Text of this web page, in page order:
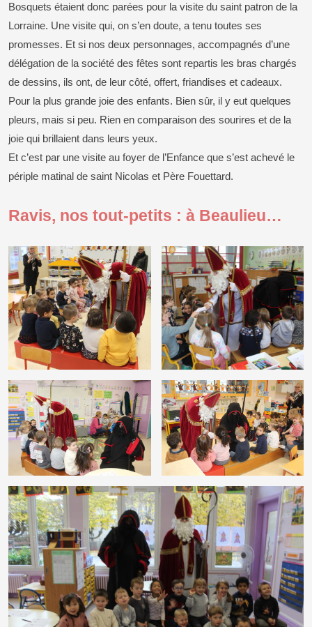
Bosquets étaient donc parées pour la visite du saint patron de la
Lorraine. Une visite qui, on s’en doute, a tenu toutes ses
promesses. Et si nos deux personnages, accompagnés d’une
délégation de la société des fêtes sont repartis les bras chargés
de dessins, ils ont, de leur côté, offert, friandises et cadeaux.
Pour la plus grande joie des enfants. Bien sûr, il y eut quelques
pleurs, mais si peu. Rien en comparaison des sourires et de la
joie qui brillaient dans leurs yeux.
Et c’est par une visite au foyer de l’Enfance que s’est achevé le
périple matinal de saint Nicolas et Père Fouettard.
Ravis, nos tout-petits : à Beaulieu…